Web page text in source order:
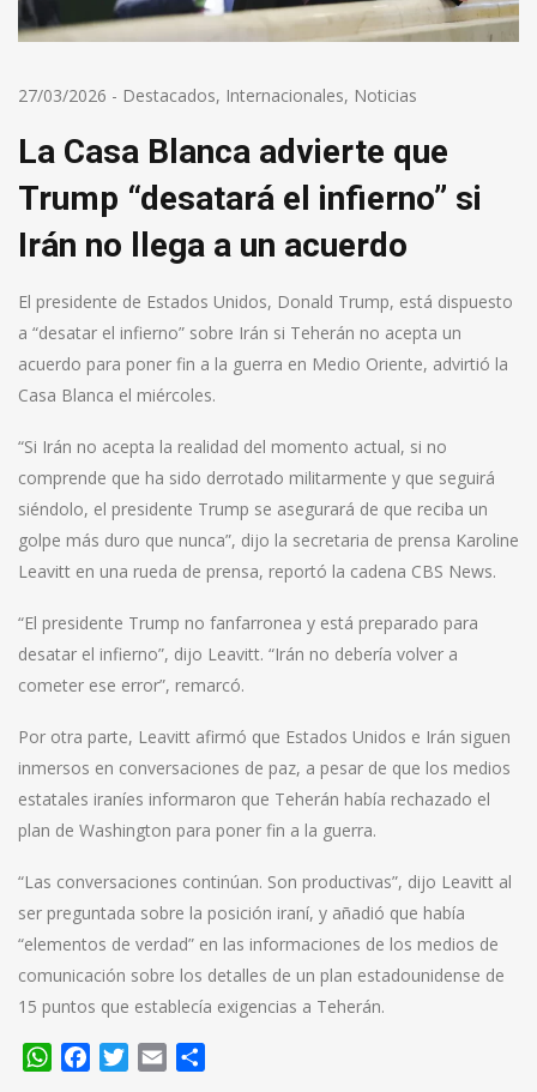
27/03/2026 - Destacados, Internacionales, Noticias
La Casa Blanca advierte que
Trump “desatará el infierno” si
Irán no llega a un acuerdo
El presidente de Estados Unidos, Donald Trump, está dispuesto
a “desatar el infierno” sobre Irán si Teherán no acepta un
acuerdo para poner fin a la guerra en Medio Oriente, advirtió la
Casa Blanca el miércoles.
“Si Irán no acepta la realidad del momento actual, si no
comprende que ha sido derrotado militarmente y que seguirá
siéndolo, el presidente Trump se asegurará de que reciba un
golpe más duro que nunca”, dijo la secretaria de prensa Karoline
Leavitt en una rueda de prensa, reportó la cadena CBS News.
“El presidente Trump no fanfarronea y está preparado para
desatar el infierno”, dijo Leavitt. “Irán no debería volver a
cometer ese error”, remarcó.
Por otra parte, Leavitt afirmó que Estados Unidos e Irán siguen
inmersos en conversaciones de paz, a pesar de que los medios
estatales iraníes informaron que Teherán había rechazado el
plan de Washington para poner fin a la guerra.
“Las conversaciones continúan. Son productivas”, dijo Leavitt al
ser preguntada sobre la posición iraní, y añadió que había
“elementos de verdad” en las informaciones de los medios de
comunicación sobre los detalles de un plan estadounidense de
15 puntos que establecía exigencias a Teherán.
WhatsApp
FacebookTwitter
Email